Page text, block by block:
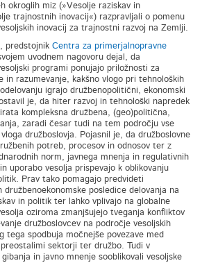
okroglih miz (»Vesolje raziskav in
trajnostnih inovacij«) razpravljali o pomenu
inovacij za trajnostni razvoj na Zemlji.
, predstojnikCentra za primerjalnopravne
uvodnem nagovoru dejal, da
programi ponujajo priložnosti za
in razumevanje, kakšno vlogo pri tehnoloških
igrajo družbenopolitični, ekonomski
je, da hiter razvoj in tehnološki napredek
kompleksna družbena, (geo)politična,
zaradi česar tudi na tem področju vse
družboslovja. Pojasnil je, da družboslovne
potreb, procesov in odnosov ter z
norm, javnega mnenja in regulativnih
uporabo vesolja prispevajo k oblikovanju
Prav tako pomagajo predvideti
posledice delovanja na
in politik ter lahko vplivajo na globalne
oziroma zmanjšujejo tveganja konfliktov
družboslovcev na področje vesoljskih
tega spodbuja močnejše povezave med
sektorji ter družbo. Tudi v
in javno mnenje sooblikovali vesoljske